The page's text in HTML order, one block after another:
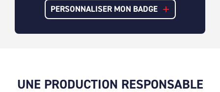
PERSONNALISER MON BADGE
UNE PRODUCTION RESPONSABLE